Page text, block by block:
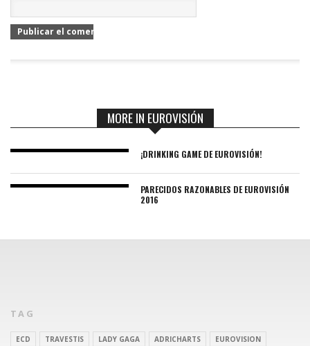
MORE IN EUROVISIÓN
¡DRINKING GAME DE EUROVISIÓN!
PARECIDOS RAZONABLES DE EUROVISIÓN
2016
TAG
ECD TRAVESTIS LADY GAGA ADRICHARTS
EUROVISION